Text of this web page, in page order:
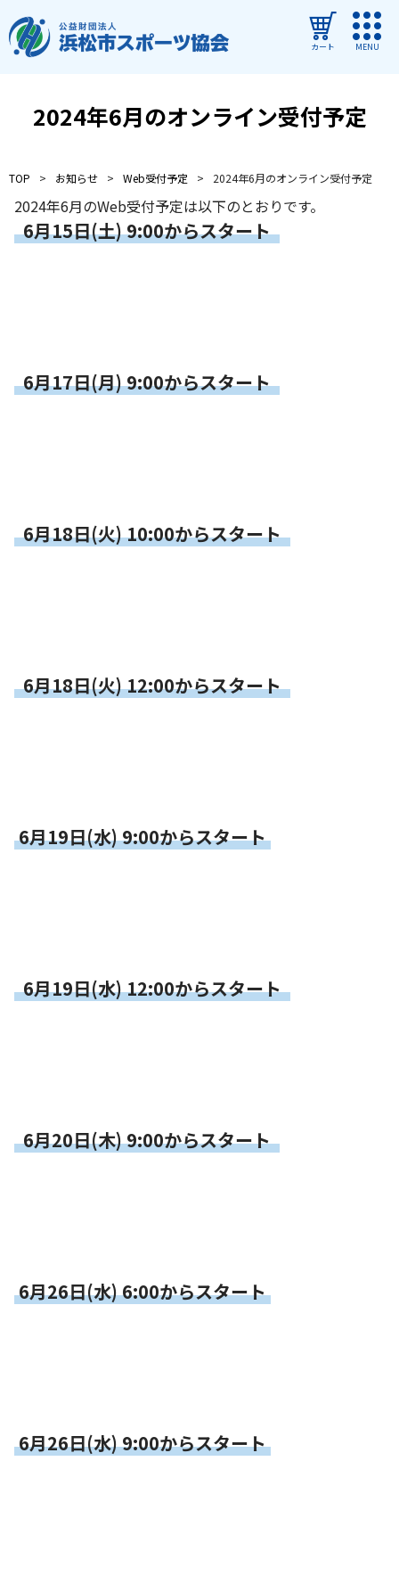
カート MENU
ご利用ガイド
よくある質問
浜松市民スポーツ祭
053-411-8686
2024年6月のオンライン受付予定
TOP お知らせ Web受付予定 2024年6月のオンライン受付予定
2024年6月のWeb受付予定は以下のとおりです。
6月15日(土) 9:00からスタート
6月17日(月) 9:00からスタート
6月18日(火) 10:00からスタート
6月18日(火) 12:00からスタート
6月19日(水) 9:00からスタート
6月19日(水) 12:00からスタート
6月20日(木) 9:00からスタート
6月26日(水) 6:00からスタート
6月26日(水) 9:00からスタート